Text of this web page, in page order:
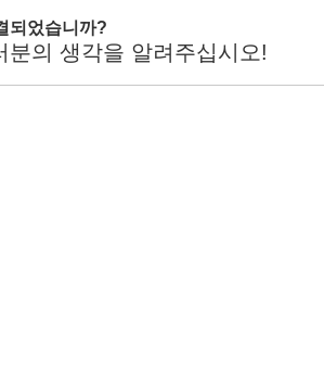
되었습니까?
의 생각을 알려주십시오!